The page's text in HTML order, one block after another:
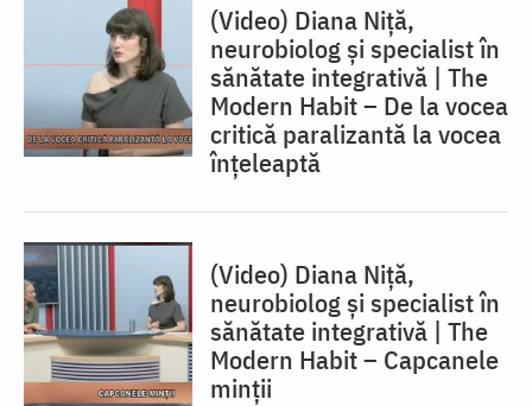
(Video) Diana Niță,
neurobiolog și specialist în
sănătate integrativă | The
Modern Habit – De la vocea
critică paralizantă la vocea
înțeleaptă
(Video) Diana Niță,
neurobiolog și specialist în
sănătate integrativă | The
Modern Habit – Capcanele
minții